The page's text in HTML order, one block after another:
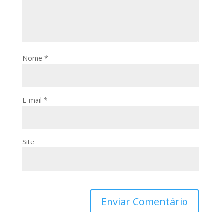
Nome *
E-mail *
Site